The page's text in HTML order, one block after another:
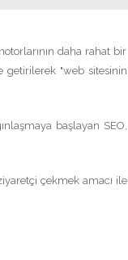
daha rahat bir
getirilerek "web sitesinin
başlayan SEO,
çekmek amacı ile